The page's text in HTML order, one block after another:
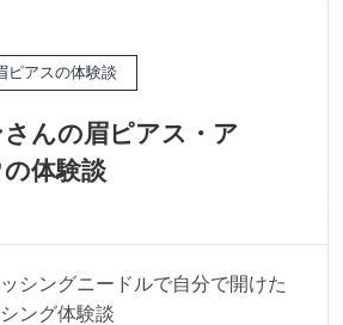
ピアスの体験談
んの眉ピアス・ア
体験談
シングニードルで自分で開けた
ング体験談